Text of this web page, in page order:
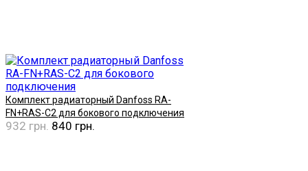
Комплект радиаторный Danfoss RA-
FN+RAS-C2 для бокового подключения
932 грн. 840 грн.